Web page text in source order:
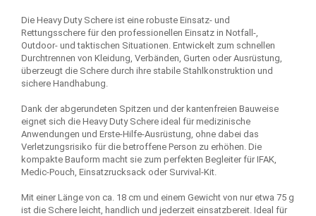
Die Heavy Duty Schere ist eine robuste Einsatz- und
Rettungsschere für den professionellen Einsatz in Notfall-,
Outdoor- und taktischen Situationen. Entwickelt zum schnellen
Durchtrennen von Kleidung, Verbänden, Gurten oder Ausrüstung,
überzeugt die Schere durch ihre stabile Stahlkonstruktion und
sichere Handhabung.
Dank der abgerundeten Spitzen und der kantenfreien Bauweise
eignet sich die Heavy Duty Schere ideal für medizinische
Anwendungen und Erste-Hilfe-Ausrüstung, ohne dabei das
Verletzungsrisiko für die betroffene Person zu erhöhen. Die
kompakte Bauform macht sie zum perfekten Begleiter für IFAK,
Medic-Pouch, Einsatzrucksack oder Survival-Kit.
Mit einer Länge von ca. 18 cm und einem Gewicht von nur etwa 75 g
ist die Schere leicht, handlich und jederzeit einsatzbereit. Ideal für